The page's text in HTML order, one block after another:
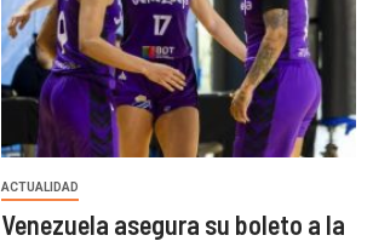
ACTUALIDAD
Venezuela asegura su boleto a la